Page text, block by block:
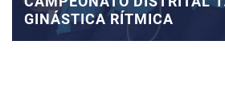
GINÁSTICA RÍTMICA